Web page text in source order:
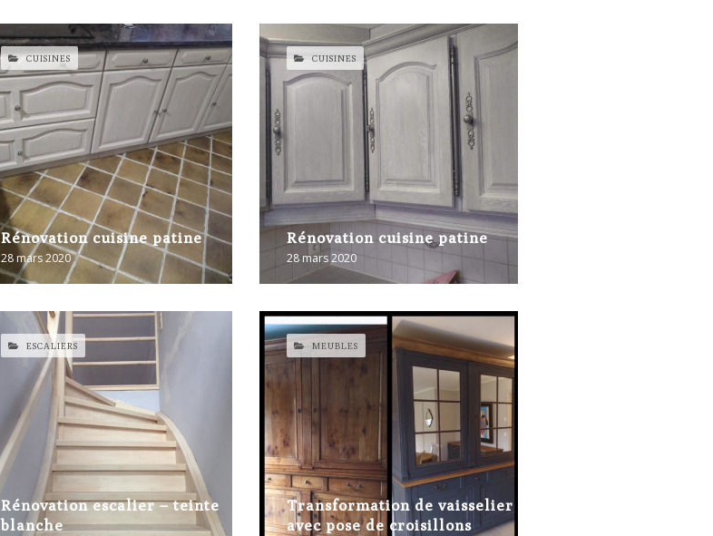
28 mars 2020
Rénovation cuisine patine
CUISINES
28 mars 2020
Rénovation cuisine patine
CUISINES
Rénovation escalier – teinte
blanche
ESCALIERS
Transformation de vaisselier
avec pose de croisillons
MEUBLES